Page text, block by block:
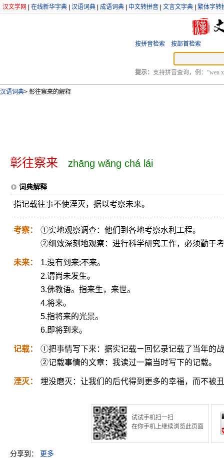
汉文学网 在线新华字典 汉语词典 成语词典 中文转拼音 文言文字典 繁体字转
按拼音检索 按部首检索
提示： 支持拼音查询，例：“wen
汉语词典> 彰往察来的解释
彰往察来 zhāng wǎng chá lái
词典解释
指记载往事不使湮灭，据以考察未来。
考察：
①实地观察调查：他们到各地考察水利工程。
②细致深刻地观察：进行科学研究工作，必须勤于
未来：
1.没有到来;不来。
2.谓尚未发生。
3.佛教语。指来生，来世。
4.将来。
5.指将来的光景。
6.即将到来。
记载：
①把事情写下来：据实记载ㄧ回忆录记载了当年的
②记载事情的文章：我读过一篇当时写下的记载。
湮灭： 埋没磨灭：让我们的后代得到更多的幸福，而不被
试试手机扫一扫
在你手机上继续浏览此页面
分享到： 更多